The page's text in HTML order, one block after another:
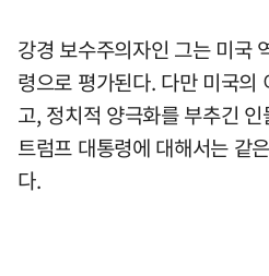
강경 보수주의자인 그는 미국
령으로 평가된다. 다만 미국의
고, 정치적 양극화를 부추긴
트럼프 대통령에 대해서는 같
다.